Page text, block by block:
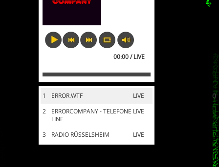
00:00 / LIVE
1 LIVE
ERROR.WTF
2
LIVE
ERRORCOMPANY - TELEFONE
LINE
3
LIVE
RADIO RÜSSELSHEIM